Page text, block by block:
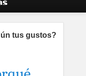
tus gustos?